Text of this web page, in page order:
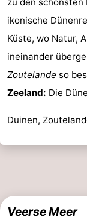
ikonische
Küste, wo Natur,
ineinander
Zoutelande so
Zeeland: Die
Duinen,
Veerse Meer